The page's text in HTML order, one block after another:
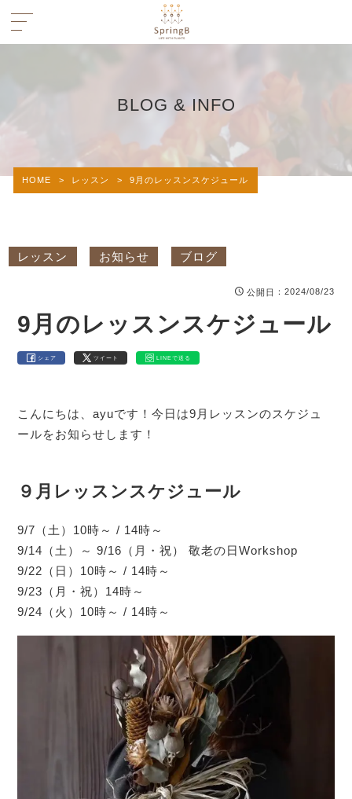
BLOG & INFO
HOME > レッスン > 9月のレッスンスケジュール
レッスン お知らせ ブログ
公開日 ：2024/08/23
9月のレッスンスケジュール
シェア ツイート LINEで送る
こんにちは、ayuです！今日は9月レッスンのスケジュ
ールをお知らせします！
９月レッスンスケジュール
9/7（土）10時～ / 14時～
9/14（土）～ 9/16（月・祝） 敬老の日Workshop
9/22（日）10時～ / 14時～
9/23（月・祝）14時～
9/24（火）10時～ / 14時～